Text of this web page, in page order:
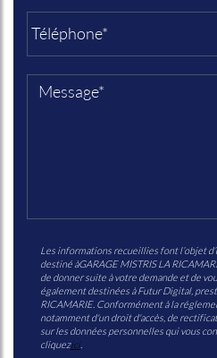
Les informations recueillies font l’objet
destiné àGARAGE MISTRIS LA
de donner suite à votre demande et de
également destinées à Futur Digital,
RICAMARIE. Conformément à la
notamment d'un droit d'accès, de
sur les données personnelles qui vous
cliquezici.